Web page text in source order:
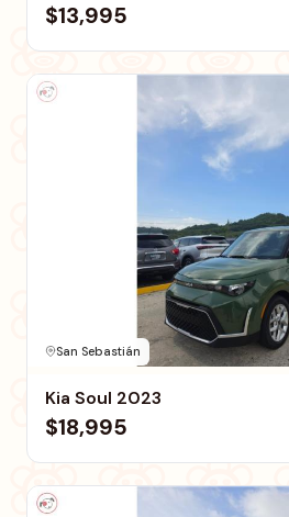
$13,995
San Sebastián
Kia Soul 2023
$18,995